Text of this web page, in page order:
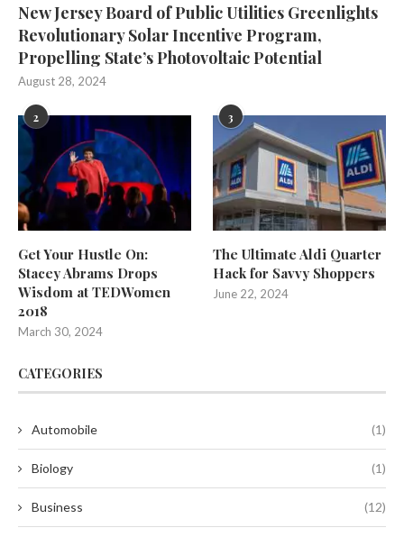
New Jersey Board of Public Utilities Greenlights
Revolutionary Solar Incentive Program,
Propelling State’s Photovoltaic Potential
August 28, 2024
2
Get Your Hustle On:
Stacey Abrams Drops
Wisdom at TEDWomen
2018
March 30, 2024
3
The Ultimate Aldi Quarter
Hack for Savvy Shoppers
June 22, 2024
CATEGORIES
Automobile (1)
Biology (1)
Business (12)